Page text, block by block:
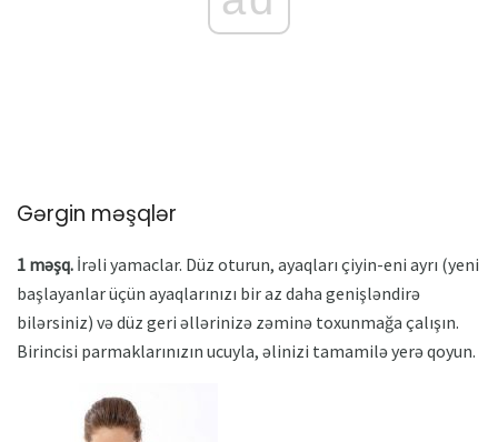
Gərgin məşqlər
1 məşq. İrəli yamaclar. Düz oturun, ayaqları çiyin-eni ayrı (yeni
başlayanlar üçün ayaqlarınızı bir az daha genişləndirə
bilərsiniz) və düz geri əllərinizə zəminə toxunmağa çalışın.
Birincisi parmaklarınızın ucuyla, əlinizi tamamilə yerə qoyun.